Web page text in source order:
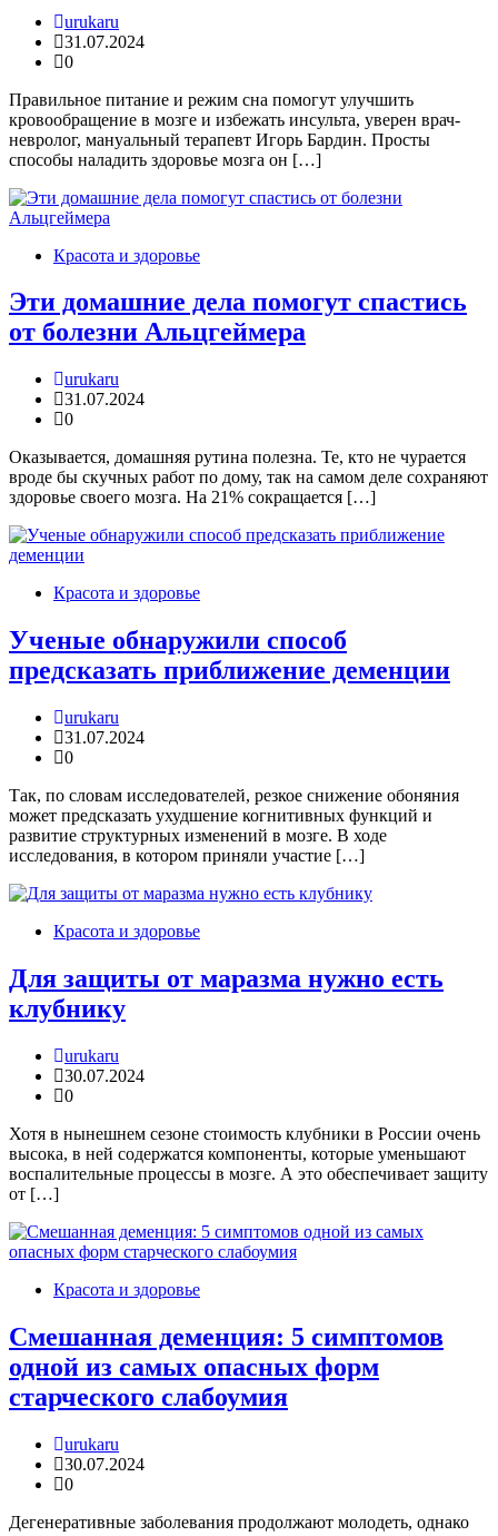
urukaru
31.07.2024
0
Правильное питание и режим сна помогут улучшить
кровообращение в мозге и избежать инсульта, уверен врач-
невролог, мануальный терапевт Игорь Бардин. Просты
способы наладить здоровье мозга он […]
Красота и здоровье
Эти домашние дела помогут спастись
от болезни Альцгеймера
urukaru
31.07.2024
0
Оказывается, домашняя рутина полезна. Те, кто не чурается
вроде бы скучных работ по дому, так на самом деле сохраняют
здоровье своего мозга. На 21% сокращается […]
Красота и здоровье
Ученые обнаружили способ
предсказать приближение деменции
urukaru
31.07.2024
0
Так, по словам исследователей, резкое снижение обоняния
может предсказать ухудшение когнитивных функций и
развитие структурных изменений в мозге. В ходе
исследования, в котором приняли участие […]
Красота и здоровье
Для защиты от маразма нужно есть
клубнику
urukaru
30.07.2024
0
Хотя в нынешнем сезоне стоимость клубники в России очень
высока, в ней содержатся компоненты, которые уменьшают
воспалительные процессы в мозге. А это обеспечивает защиту
от […]
Красота и здоровье
Смешанная деменция: 5 симптомов
одной из самых опасных форм
старческого слабоумия
urukaru
30.07.2024
0
Дегенеративные заболевания продолжают молодеть, однако